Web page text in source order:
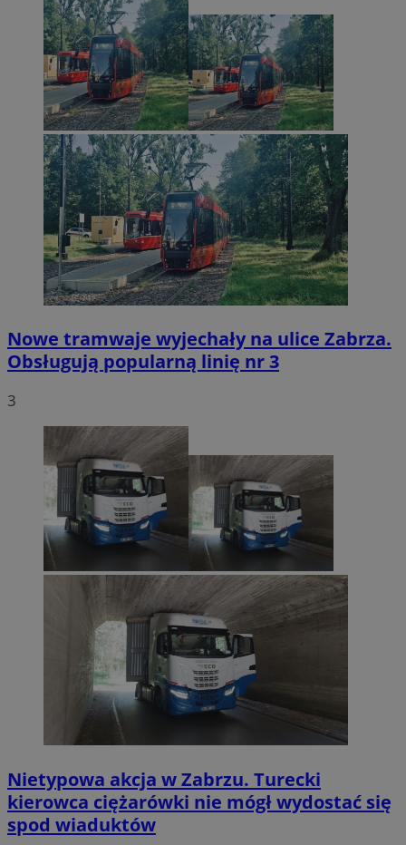
Nowe tramwaje wyjechały na ulice Zabrza.
Obsługują popularną linię nr 3
3
Nietypowa akcja w Zabrzu. Turecki
kierowca ciężarówki nie mógł wydostać się
spod wiaduktów